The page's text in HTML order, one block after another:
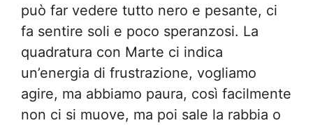
può far vedere tutto nero e pesante, ci
fa sentire soli e poco speranzosi. La
quadratura con Marte ci indica
un’energia di frustrazione, vogliamo
agire, ma abbiamo paura, così facilmente
non ci si muove, ma poi sale la rabbia o